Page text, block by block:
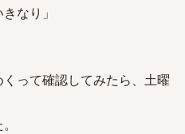
なり」
って確認してみたら、土曜